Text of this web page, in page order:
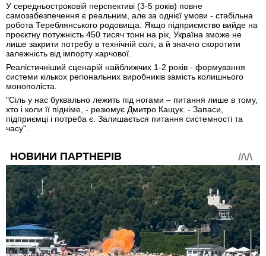
У середньостроковій перспективі (3-5 років) повне
самозабезпечення є реальним, але за однієї умови - стабільна
робота Тереблянського родовища. Якщо підприємство вийде на
проєктну потужність 450 тисяч тонн на рік, Україна зможе не
лише закрити потребу в технічній солі, а й значно скоротити
залежність від імпорту харчової.
Реалістичніший сценарій найближчих 1-2 років - формування
системи кількох регіональних виробників замість колишнього
монополіста.
"Сіль у нас буквально лежить під ногами – питання лише в тому,
хто і коли її підніме, - резюмує Дмитро Кащук. - Запаси,
підприємці і потреба є. Залишається питання системності та
часу".